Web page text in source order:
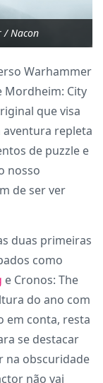
/ Nacon
Warhammer
Mordheim: City
que visa
repleta
de puzzle e
nosso
de ser ver
duas primeiras
como
e Cronos: The
do ano com
em conta, resta
se destacar
na obscuridade
não vai